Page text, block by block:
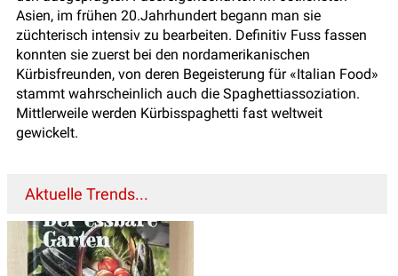
Asien, im frühen 20.Jahrhundert begann man sie
züchterisch intensiv zu bearbeiten. Definitiv Fuss fassen
konnten sie zuerst bei den nordamerikanischen
Kürbisfreunden, von deren Begeisterung für «Italian Food»
stammt wahrscheinlich auch die Spaghettiassoziation.
Mittlerweile werden Kürbisspaghetti fast weltweit
gewickelt.
Aktuelle Trends...